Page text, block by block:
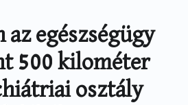
az egészségügy
500 kilométer
osztály